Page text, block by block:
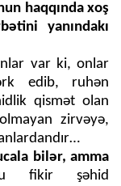
haqqında xoş
yanındakı
var ki, onlar
edib, ruhən
qismət olan
zirvəyə,
bilər, amma
fikir şəhid